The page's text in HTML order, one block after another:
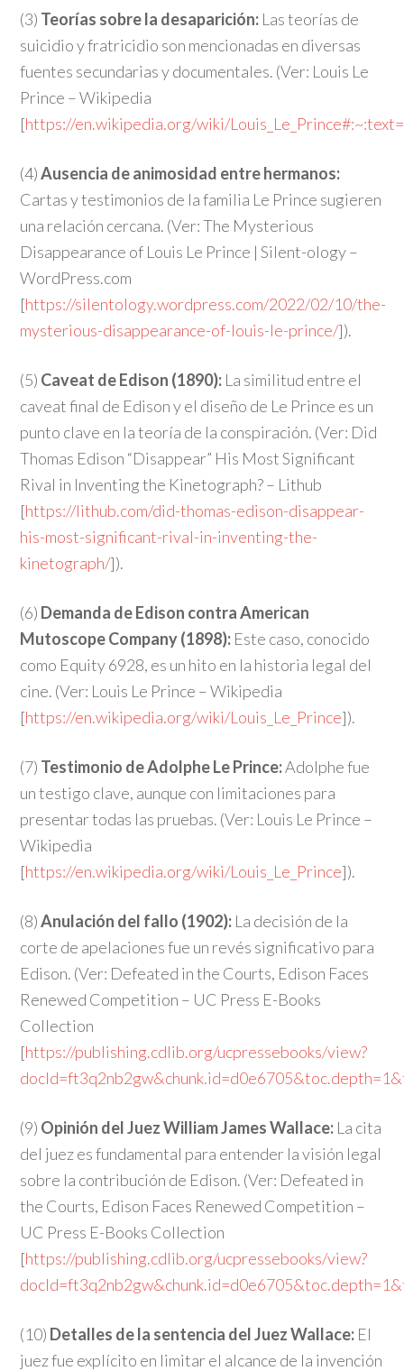
(3) Teorías sobre la desaparición: Las teorías de
suicidio y fratricidio son mencionadas en diversas
fuentes secundarias y documentales. (Ver: Louis Le
Prince – Wikipedia
[https://en.wikipedia.org/wiki/
(4)Ausencia de animosidad entre hermanos:
Cartas y testimonios de la familia Le Prince sugieren
una relación cercana. (Ver: The Mysterious
Disappearance of Louis Le Prince | Silent-ology –
WordPress.com
[https://silentology.wordpress.com/2022/02/10/the-
mysterious-disappearance-of-louis-le-prince/]).
(5) Caveat de Edison (1890): La similitud entre el
caveat final de Edison y el diseño de Le Prince es un
punto clave en la teoría de la conspiración. (Ver: Did
Thomas Edison “Disappear” His Most Significant
Rival in Inventing the Kinetograph? – Lithub
[https://lithub.com/did-thomas-edison-disappear-
his-most-significant-rival-in-inventing-the-
kinetograph/]).
(6) Demanda de Edison contra American
Mutoscope Company (1898): Este caso, conocido
como Equity 6928, es un hito en la historia legal del
cine. (Ver: Louis Le Prince – Wikipedia
[https://en.wikipedia.org/wiki/Louis_Le_Prince]).
(7) Testimonio de Adolphe Le Prince:Adolphe fue
un testigo clave, aunque con limitaciones para
presentar todas las pruebas. (Ver: Louis Le Prince –
Wikipedia
[https://en.wikipedia.org/wiki/Louis_Le_Prince]).
(8)Anulación del fallo (1902): La decisión de la
corte de apelaciones fue un revés significativo para
Edison. (Ver: Defeated in the Courts, Edison Faces
Renewed Competition – UC Press E-Books
Collection
[https://publishing.cdlib.org/ucpressebooks/view?
(9) Opinión del Juez William James Wallace: La cita
del juez es fundamental para entender la visión legal
sobre la contribución de Edison. (Ver: Defeated in
the Courts, Edison Faces Renewed Competition –
UC Press E-Books Collection
[https://publishing.cdlib.org/ucpressebooks/view?
(10) Detalles de la sentencia del Juez Wallace: El
juez fue explícito en limitar el alcance de la invención